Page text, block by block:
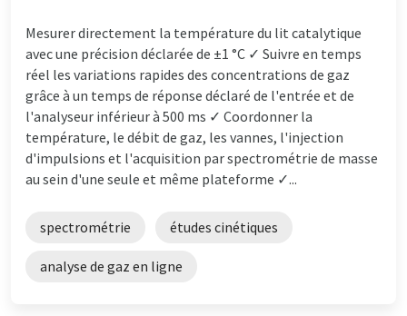
Mesurer directement la température du lit catalytique
avec une précision déclarée de ±1 °C ✓ Suivre en temps
réel les variations rapides des concentrations de gaz
grâce à un temps de réponse déclaré de l'entrée et de
l'analyseur inférieur à 500 ms ✓ Coordonner la
température, le débit de gaz, les vannes, l'injection
d'impulsions et l'acquisition par spectrométrie de masse
au sein d'une seule et même plateforme ✓...
spectrométrie études cinétiques
analyse de gaz en ligne